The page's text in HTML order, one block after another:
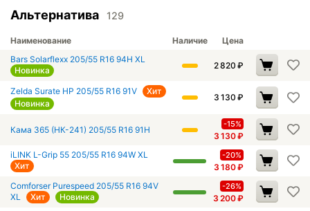
Альтернатива 129
Наименование Наличие
Цена
Bars Solarflexx 205/55 R16 94H XL
Новинка
2 820 ₽
Zelda Surate HP 205/55 R16 91V
Хит
Новинка
3 130 ₽
Кама 365 (НК-241) 205/55 R16 91H
-15%
3 130₽
iLINK L-Grip 55 205/55 R16 94W XL
Хит
-20%
3 180₽
Comforser Purespeed 205/55 R16 94V
XL
Хит Новинка
-26%
3 200₽